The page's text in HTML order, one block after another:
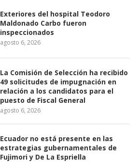
Exteriores del hospital Teodoro
Maldonado Carbo fueron
inspeccionados
agosto 6, 2026
La Comisión de Selección ha recibido
49 solicitudes de impugnación en
relación a los candidatos para el
puesto de Fiscal General
agosto 6, 2026
Ecuador no está presente en las
estrategias gubernamentales de
Fujimori y De La Espriella